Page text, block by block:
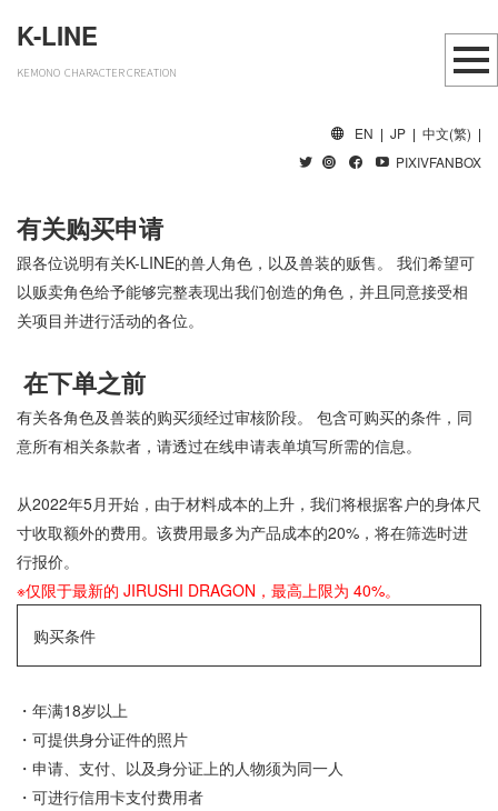
K-LINE
KEMONO CHARACTER CREATION
EN | JP | 中文(繁) |
PIXIVFANBOX
有关购买申请
跟各位说明有关K-LINE的兽人角色，以及兽装的贩售。 我们希望可
以贩卖角色给予能够完整表现出我们创造的角色，并且同意接受相
关项目并进行活动的各位。
在下单之前
有关各角色及兽装的购买须经过审核阶段。 包含可购买的条件，同
意所有相关条款者，请透过在线申请表单填写所需的信息。
从2022年5月开始，由于材料成本的上升，我们将根据客户的身体尺
寸收取额外的费用。该费用最多为产品成本的20%，将在筛选时进
行报价。
※仅限于最新的 JIRUSHI DRAGON，最高上限为 40%。
购买条件
・年满18岁以上
・可提供身分证件的照片
・申请、支付、以及身分证上的人物须为同一人
・可进行信用卡支付费用者